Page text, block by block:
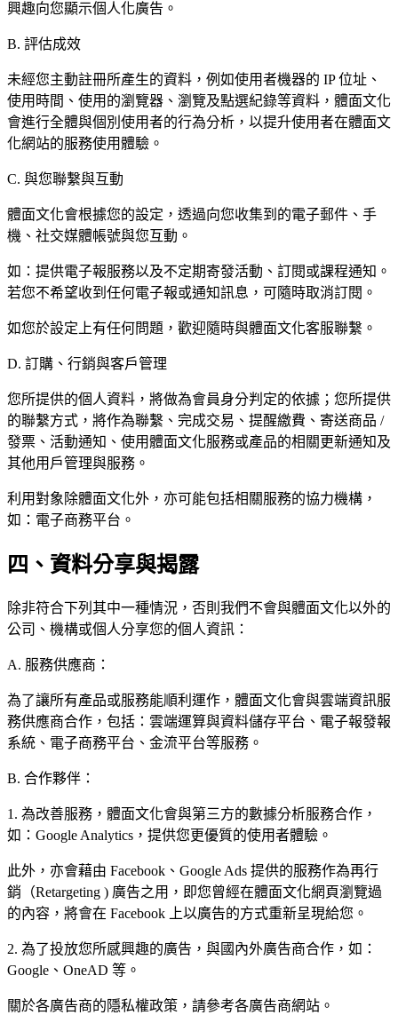
興趣向您顯示個人化廣告。
B. 評估成效
未經您主動註冊所產生的資料，例如使用者機器的 IP 位址、
使用時間、使用的瀏覽器、瀏覽及點選紀錄等資料，體面文化
會進行全體與個別使用者的行為分析，以提升使用者在體面文
化網站的服務使用體驗。
C. 與您聯繫與互動
體面文化會根據您的設定，透過向您收集到的電子郵件、手
機、社交媒體帳號與您互動。
如：提供電子報服務以及不定期寄發活動、訂閱或課程通知。
若您不希望收到任何電子報或通知訊息，可隨時取消訂閱。
如您於設定上有任何問題，歡迎隨時與體面文化客服聯繫。
D. 訂購、行銷與客戶管理
您所提供的個人資料，將做為會員身分判定的依據；您所提供
的聯繫方式，將作為聯繫、完成交易、提醒繳費、寄送商品 /
發票、活動通知、使用體面文化服務或產品的相關更新通知及
其他用戶管理與服務。
利用對象除體面文化外，亦可能包括相關服務的協力機構，
如：電子商務平台。
四、資料分享與揭露
除非符合下列其中一種情況，否則我們不會與體面文化以外的
公司、機構或個人分享您的個人資訊：
A. 服務供應商：
為了讓所有產品或服務能順利運作，體面文化會與雲端資訊服
務供應商合作，包括：雲端運算與資料儲存平台、電子報發報
系統、電子商務平台、金流平台等服務。
B. 合作夥伴：
1. 為改善服務，體面文化會與第三方的數據分析服務合作，
如：Google Analytics，提供您更優質的使用者體驗。
此外，亦會藉由 Facebook、Google Ads 提供的服務作為再行
銷（Retargeting ) 廣告之用，即您曾經在體面文化網頁瀏覽過
的內容，將會在 Facebook 上以廣告的方式重新呈現給您。
2. 為了投放您所感興趣的廣告，與國內外廣告商合作，如：
Google、OneAD 等。
關於各廣告商的隱私權政策，請參考各廣告商網站。